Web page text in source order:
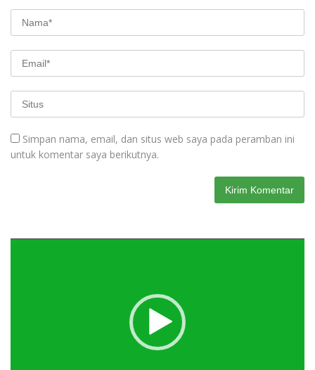
Simpan nama, email, dan situs web saya pada peramban ini
untuk komentar saya berikutnya.